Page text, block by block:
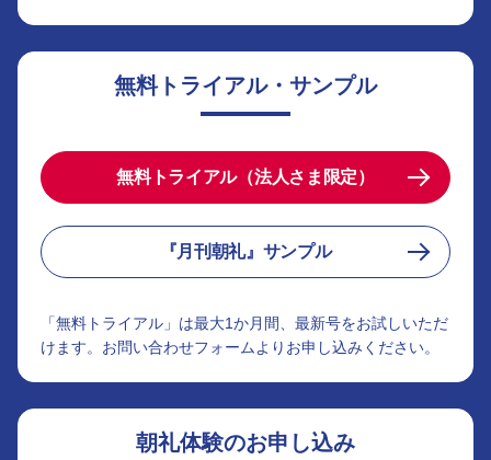
無料トライアル・サンプル
無料トライアル（法人さま限定）
『月刊朝礼』サンプル
「無料トライアル」は最大1か月間、最新号をお試しいただ
けます。お問い合わせフォームよりお申し込みください。
朝礼体験のお申し込み